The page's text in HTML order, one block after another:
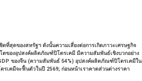
สุดของสหรัฐฯ ดังนั้นความเสี่ยงต่อการเกิดภาวะเศรษฐกิจ
ตของอุปสงค์ผลิตภัณฑ์ปิโตรเคมี มีความสัมพันธ์เชิงบวกอย่าง
ของจีน (ความสัมพันธ์ 54%) อุปสงค์ผลิตภัณฑ์ปิโตรเคมีใน
เคมีจะฟื้นตัวในปี 2569; ก่อนหน้าเราคาดส่วนต่างราคา